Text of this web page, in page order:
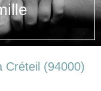
Créteil (94000)